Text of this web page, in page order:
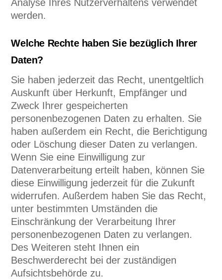
Analyse Ihres Nutzerverhaltens verwendet
werden.
Welche Rechte haben Sie bezüglich Ihrer
Daten?
Sie haben jederzeit das Recht, unentgeltlich
Auskunft über Herkunft, Empfänger und
Zweck Ihrer gespeicherten
personenbezogenen Daten zu erhalten. Sie
haben außerdem ein Recht, die Berichtigung
oder Löschung dieser Daten zu verlangen.
Wenn Sie eine Einwilligung zur
Datenverarbeitung erteilt haben, können Sie
diese Einwilligung jederzeit für die Zukunft
widerrufen. Außerdem haben Sie das Recht,
unter bestimmten Umständen die
Einschränkung der Verarbeitung Ihrer
personenbezogenen Daten zu verlangen.
Des Weiteren steht Ihnen ein
Beschwerderecht bei der zuständigen
Aufsichtsbehörde zu.